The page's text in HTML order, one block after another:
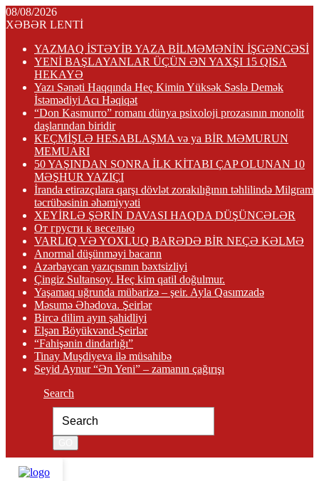
08/08/2026
XƏBƏR LENTİ
YAZMAQ İSTƏYİB YAZA BİLMƏMƏNİN İŞGƏNCƏSİ
YENİ BAŞLAYANLAR ÜÇÜN ƏN YAXŞI 15 QISA
HEKAYƏ
Yazı Sənəti Haqqında Heç Kimin Yüksək Səslə Demək
İstəmədiyi Acı Həqiqət
“Don Kasmurro” romanı dünya psixoloji prozasının monolit
daşlarından biridir
KEÇMİŞLƏ HESABLAŞMA və ya BİR MƏMURUN
MEMUARI
50 YAŞINDAN SONRA İLK KİTABI ÇAP OLUNAN 10
MƏŞHUR YAZIÇI
İranda etirazçılara qarşı dövlət zorakılığının təhlilində Milgram
təcrübəsinin əhəmiyyəti
XEYİRLƏ ŞƏRİN DAVASI HAQDA DÜŞÜNCƏLƏR
От грусти к веселью
VARLIQ VƏ YOXLUQ BARƏDƏ BİR NEÇƏ KƏLMƏ
Anormal düşünməyi bacarın
Azərbaycan yazıçısının bəxtsizliyi
Çingiz Sultansoy. Heç kim qatil doğulmur.
Yaşamaq uğrunda mübarizə – şeir. Ayla Qasımzadə
Məsumə Əhədova. Şeirlər
Bircə dilim ayın şahidliyi
Elşən Böyükvənd-Şeirlər
“Fahişənin dindarlığı”
Tinay Muşdiyeva ilə müsahibə
Seyid Aynur “Ən Yeni” – zamanın çağırışı
Search